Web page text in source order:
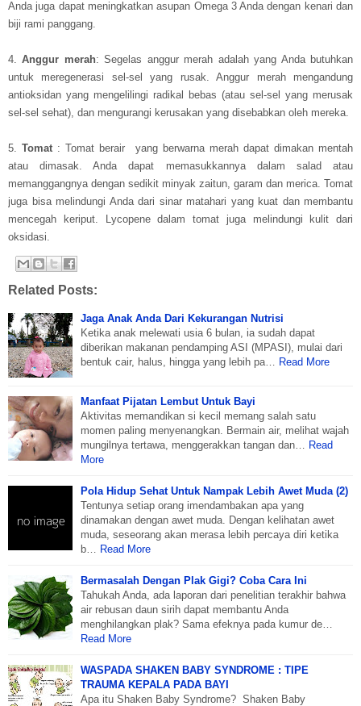
Anda juga dapat meningkatkan asupan Omega 3 Anda dengan kenari dan
biji rami panggang.
4.Anggur merah: Segelas anggur merah adalah yang Anda butuhkan
untuk meregenerasi sel-sel yang rusak. Anggur merah mengandung
antioksidan yang mengelilingi radikal bebas (atau sel-sel yang merusak
sel-sel sehat), dan mengurangi kerusakan yang disebabkan oleh mereka.
5.Tomat : Tomat berair yang berwarna merah dapat dimakan mentah
atau dimasak. Anda dapat memasukkannya dalam salad atau
memanggangnya dengan sedikit minyak zaitun, garam dan merica. Tomat
juga bisa melindungi Anda dari sinar matahari yang kuat dan membantu
mencegah keriput. Lycopene dalam tomat juga melindungi kulit dari
oksidasi.
Related Posts:
Jaga Anak Anda Dari Kekurangan Nutrisi
Ketika anak melewati usia 6 bulan, ia sudah dapat
diberikan makanan pendamping ASI (MPASI), mulai dari
bentuk cair, halus, hingga yang lebih pa…
Read More
Manfaat Pijatan Lembut Untuk Bayi
Aktivitas memandikan si kecil memang salah satu
momen paling menyenangkan. Bermain air, melihat wajah
mungilnya tertawa, menggerakkan tangan dan…
Read
More
Pola Hidup Sehat Untuk Nampak Lebih Awet Muda (2)
Tentunya setiap orang imendambakan apa yang
dinamakan dengan awet muda. Dengan kelihatan awet
muda, seseorang akan merasa lebih percaya diri ketika
b…
Read More
Bermasalah Dengan Plak Gigi? Coba Cara Ini
Tahukah Anda, ada laporan dari penelitian terakhir bahwa
air rebusan daun sirih dapat membantu Anda
menghilangkan plak? Sama efeknya pada kumur de…
Read More
WASPADA SHAKEN BABY SYNDROME : TIPE
TRAUMA KEPALA PADA BAYI
Apa itu Shaken Baby Syndrome? Shaken Baby